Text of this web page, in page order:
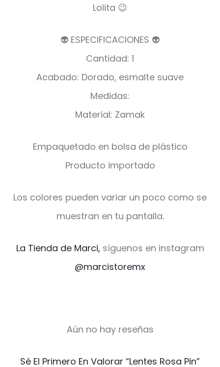
Lolita 😉
👽 ESPECIFICACIONES 👽
Cantidad: 1
Acabado: Dorado, esmalte suave
Medidas:
Material: Zamak
Empaquetado en bolsa de plástico
Producto importado
Los colores pueden variar un poco como se
muestran en tu pantalla.
La Tienda de Marci, síguenos en instagram
@marcistoremx
Aún no hay reseñas
Sé El Primero En Valorar “Lentes Rosa Pin”